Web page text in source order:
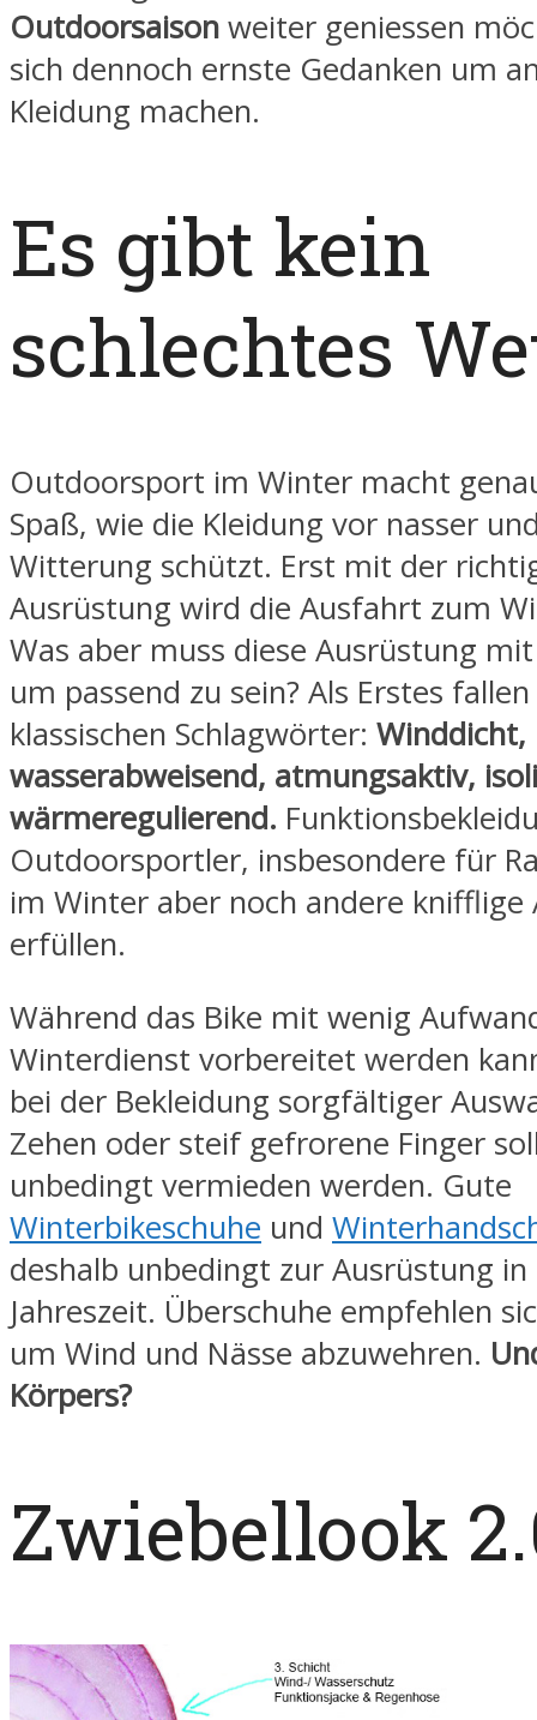
Outdoorsaison weiter geniessen
sich dennoch ernste Gedanken um
Kleidung machen.
Es gibt kein
schlechtes
Outdoorsport im Winter macht
Spaß, wie die Kleidung vor nasser
Witterung schützt. Erst mit der
Ausrüstung wird die Ausfahrt zum
Was aber muss diese Ausrüstung
um passend zu sein? Als Erstes
klassischen Schlagwörter: Winddicht,
wasserabweisend, atmungsaktiv,
wärmeregulierend.
Outdoorsportler, insbesondere für
im Winter aber noch andere knifflige
erfüllen.
Während das Bike mit wenig
Winterdienst vorbereitet werden
bei der Bekleidung sorgfältiger
Zehen oder steif gefrorene Finger
unbedingt vermieden werden. Gute
Winterbikeschuhe und
deshalb unbedingt zur Ausrüstung
Jahreszeit. Überschuhe empfehlen
um Wind und Nässe abzuwehren.
Körpers?
Zwiebellook